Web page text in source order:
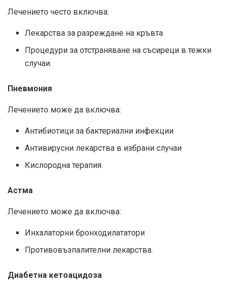
Лечението често включва:
Лекарства за разреждане на кръвта
Процедури за отстраняване на съсиреци в тежки
случаи.
Пневмония
Лечението може да включва:
Антибиотици за бактериални инфекции
Антивирусни лекарства в избрани случаи
Кислородна терапия.
Астма
Лечението може да включва:
Инхалаторни бронходилататори
Противовъзпалителни лекарства.
Диабетна кетоацидоза